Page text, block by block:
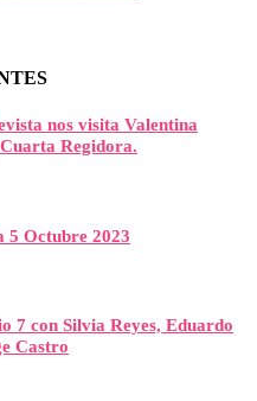
nos visita Valentina
Regidora.
5 Octubre 2023
7 con Silvia Reyes, Eduardo
Castro